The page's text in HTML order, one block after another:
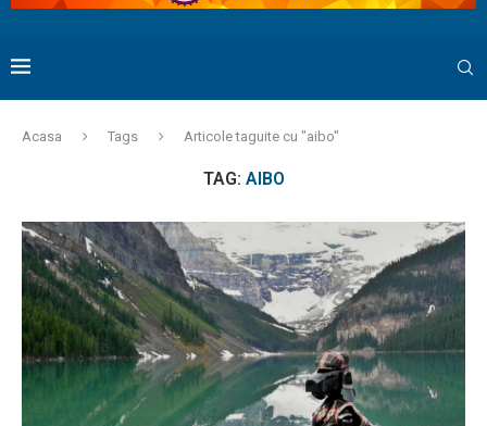
Acasa Tags Articole taguite cu "aibo"
TAG: AIBO